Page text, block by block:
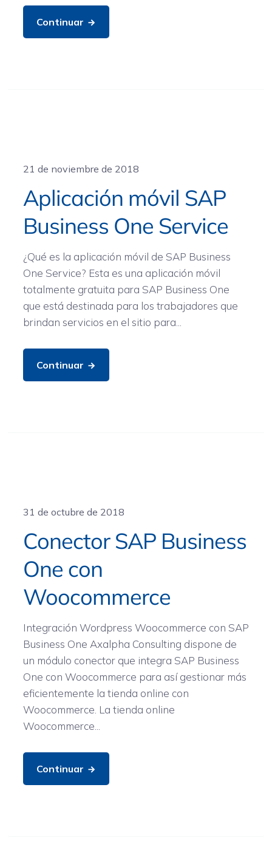
Continuar
21 de noviembre de 2018
Aplicación móvil SAP
Business One Service
¿Qué es la aplicación móvil de SAP Business
One Service? Esta es una aplicación móvil
totalmente gratuita para SAP Business One
que está destinada para los trabajadores que
brindan servicios en el sitio para...
Continuar
31 de octubre de 2018
Conector SAP Business
One con
Woocommerce
Integración Wordpress Woocommerce con SAP
Business One Axalpha Consulting dispone de
un módulo conector que integra SAP Business
One con Woocommerce para así gestionar más
eficientemente la tienda online con
Woocommerce. La tienda online
Woocommerce...
Continuar